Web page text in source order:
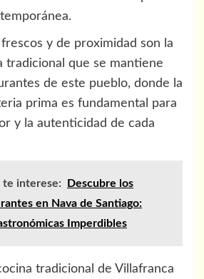
y de proximidad son la
tradicional que se mantiene
de este pueblo, donde la
prima es fundamental para
y la autenticidad de cada
te interese:
Descubre los
en Nava de Santiago:
Imperdibles
tradicional de Villafranca